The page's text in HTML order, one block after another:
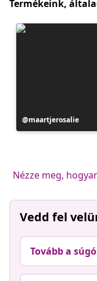
Termékeink,
Bejegyzés
közzétevője
maartjerosalie
Nézze meg,
Vedd fel
Tovább a